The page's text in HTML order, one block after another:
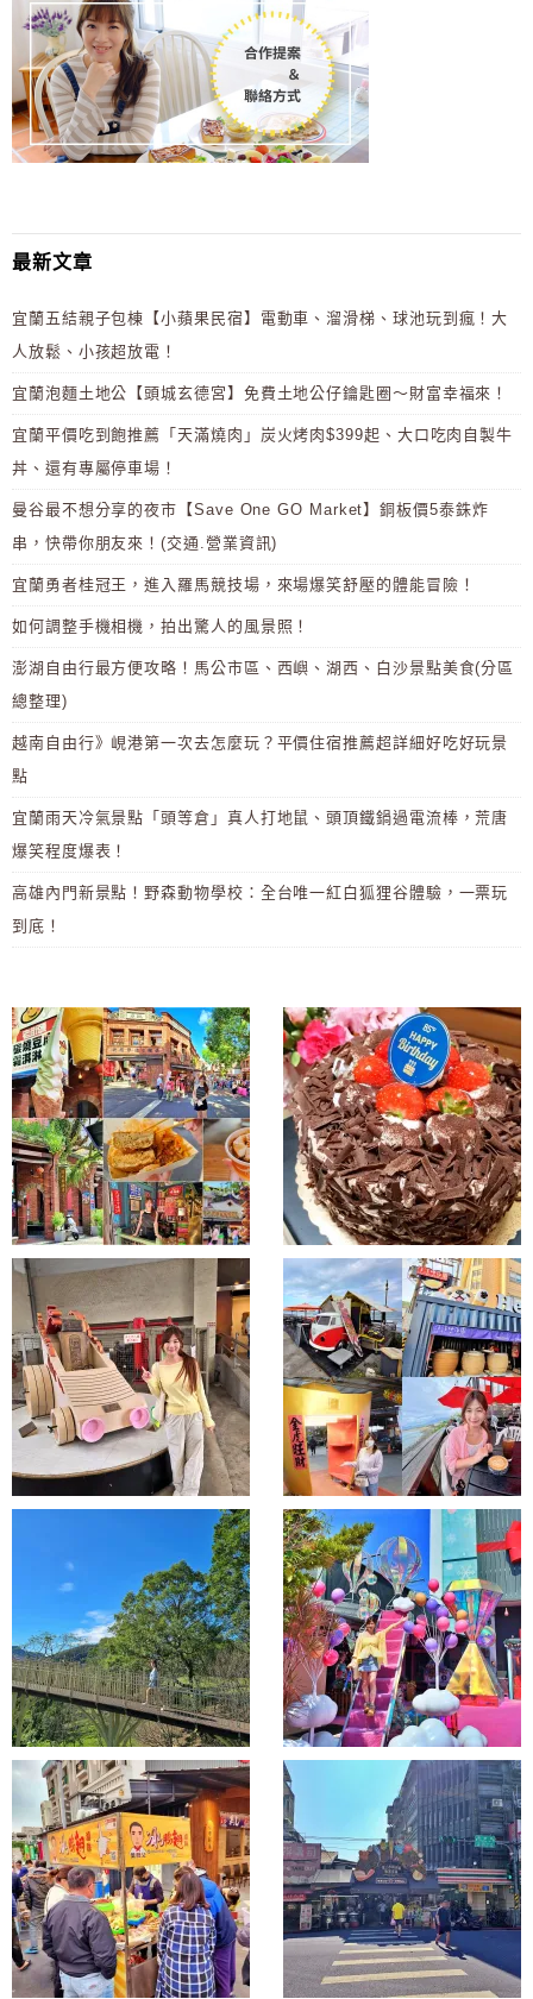
最新文章
宜蘭五結親子包棟【小蘋果民宿】電動車、溜滑梯、球池玩到瘋！大
人放鬆、小孩超放電！
宜蘭泡麵土地公【頭城玄德宮】免費土地公仔鑰匙圈～財富幸福來！
宜蘭平價吃到飽推薦「天滿燒肉」炭火烤肉$399起、大口吃肉自製牛
丼、還有專屬停車場！
曼谷最不想分享的夜市【Save One GO Market】銅板價5泰銖炸
串，快帶你朋友來！(交通.營業資訊)
宜蘭勇者桂冠王，進入羅馬競技場，來場爆笑舒壓的體能冒險！
如何調整手機相機，拍出驚人的風景照！
澎湖自由行最方便攻略！馬公市區、西嶼、湖西、白沙景點美食(分區
總整理)
越南自由行》峴港第一次去怎麼玩？平價住宿推薦超詳細好吃好玩景
點
宜蘭雨天冷氣景點「頭等倉」真人打地鼠、頭頂鐵鍋過電流棒，荒唐
爆笑程度爆表！
高雄內門新景點！野森動物學校：全台唯一紅白狐狸谷體驗，一票玩
到底！